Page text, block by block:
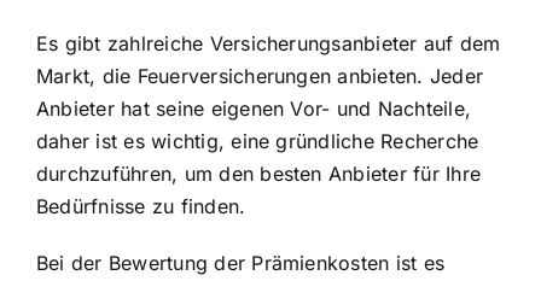
Es gibt zahlreiche Versicherungsanbieter auf dem
Markt, die Feuerversicherungen anbieten. Jeder
Anbieter hat seine eigenen Vor- und Nachteile,
daher ist es wichtig, eine gründliche Recherche
durchzuführen, um den besten Anbieter für Ihre
Bedürfnisse zu finden.
Bei der Bewertung der Prämienkosten ist es